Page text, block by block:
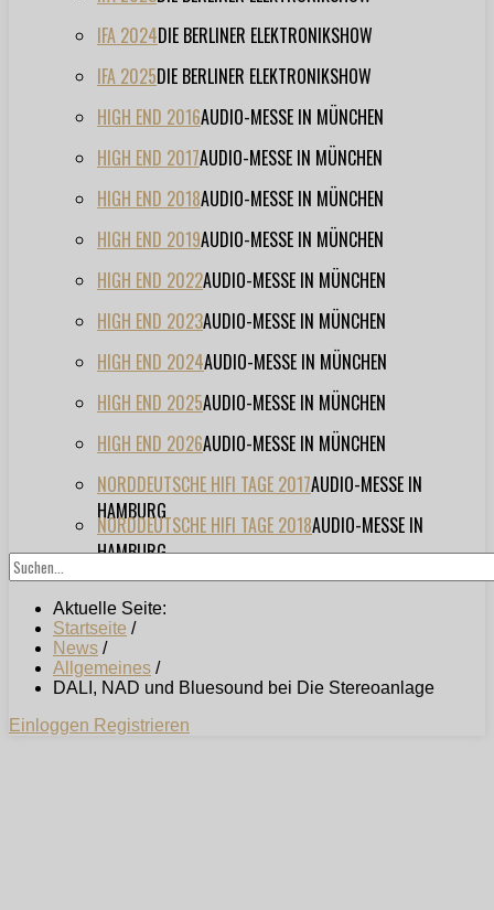
IFA 2024DIE BERLINER ELEKTRONIKSHOW
IFA 2025DIE BERLINER ELEKTRONIKSHOW
HIGH END 2016AUDIO-MESSE IN MÜNCHEN
HIGH END 2017AUDIO-MESSE IN MÜNCHEN
HIGH END 2018AUDIO-MESSE IN MÜNCHEN
HIGH END 2019AUDIO-MESSE IN MÜNCHEN
HIGH END 2022AUDIO-MESSE IN MÜNCHEN
HIGH END 2023AUDIO-MESSE IN MÜNCHEN
HIGH END 2024AUDIO-MESSE IN MÜNCHEN
HIGH END 2025AUDIO-MESSE IN MÜNCHEN
HIGH END 2026AUDIO-MESSE IN MÜNCHEN
NORDDEUTSCHE HIFI TAGE 2017AUDIO-MESSE IN
HAMBURG
NORDDEUTSCHE HIFI TAGE 2018AUDIO-MESSE IN
HAMBURG
Aktuelle Seite:
Startseite /
News /
Allgemeines /
DALI, NAD und Bluesound bei Die Stereoanlage
Einloggen Registrieren